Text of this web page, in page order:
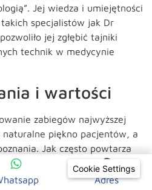
Jej wiedza i umiejętności
takich specjalistów jak Dr
jej zgłębić tajniki
technik w medycynie
i wartości
zabiegów najwyższej
naturalne piękno pacjentów, a
Jak często powtarza
jest pomagać, ale nie
że umiar we wszystkim jest
Adres
Cookie Settings